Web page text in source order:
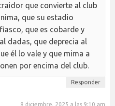
que convierte al club
que su estadio
que es cobarde y
dadas, que deprecia al
él lo vale y que mima a
por encima del club.
Responder
8 diciembre, 2025 a las 9:10 am